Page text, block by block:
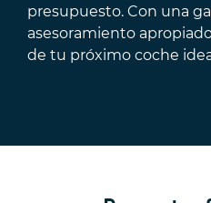
presupuesto. Con una
asesoramiento
de tu próximo coche